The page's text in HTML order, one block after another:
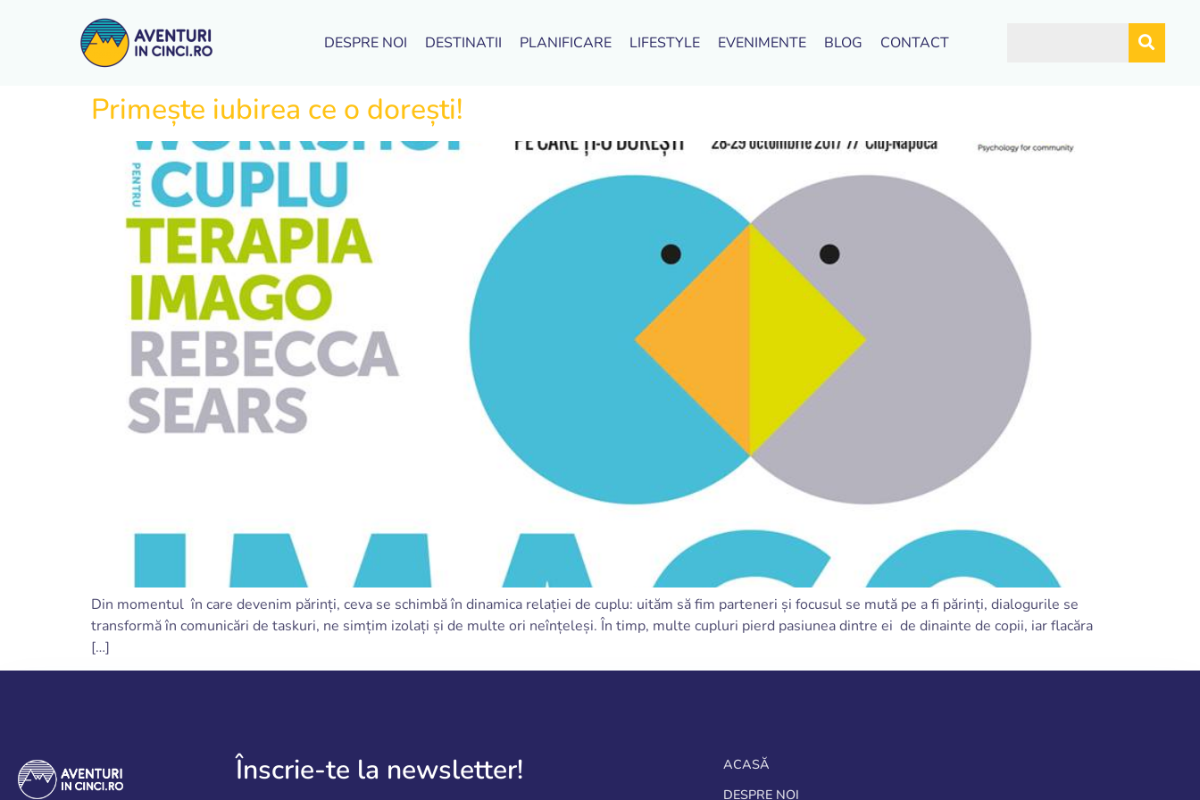
DESPRE NOI DESTINATII PLANIFICARE LIFESTYLE EVENIMENTE BLOG CONTACT
Primește iubirea ce o dorești!
Din momentul în care devenim părinți, ceva se schimbă în dinamica relației de cuplu: uităm să fim parteneri și focusul se mută pe a fi părinți, dialogurile se
transformă în comunicări de taskuri, ne simțim izolați și de multe ori neînțeleși. În timp, multe cupluri pierd pasiunea dintre ei de dinainte de copii, iar flacăra
[…]
Înscrie-te la newsletter!
ACASĂ
DESPRE NOI